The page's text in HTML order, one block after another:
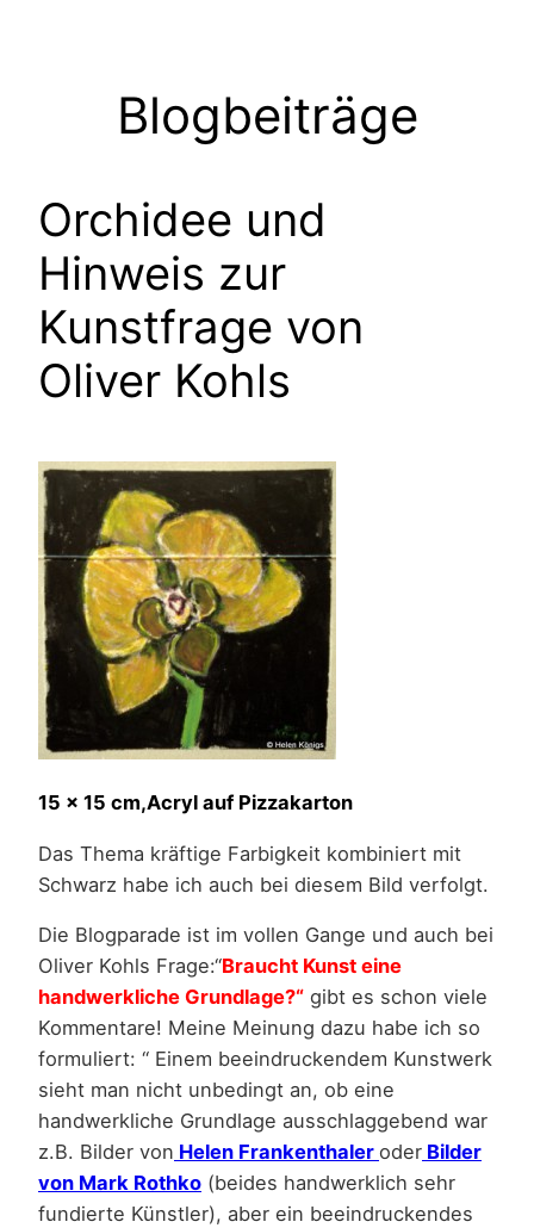
Blogbeiträge
Orchidee und
Hinweis zur
Kunstfrage von
Oliver Kohls
15 x 15 cm,Acryl auf Pizzakarton
Das Thema kräftige Farbigkeit kombiniert mit
Schwarz habe ich auch bei diesem Bild verfolgt.
Die Blogparade ist im vollen Gange und auch bei
Oliver Kohls Frage:“Braucht Kunst eine
handwerkliche Grundlage?“ gibt es schon viele
Kommentare! Meine Meinung dazu habe ich so
formuliert: “ Einem beeindruckendem Kunstwerk
sieht man nicht unbedingt an, ob eine
handwerkliche Grundlage ausschlaggebend war
z.B. Bilder von Helen Frankenthaler oder Bilder
von Mark Rothko (beides handwerklich sehr
fundierte Künstler), aber ein beeindruckendes